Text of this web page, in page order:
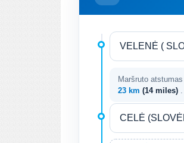
Maršruto atstumas
23 km (14 miles)